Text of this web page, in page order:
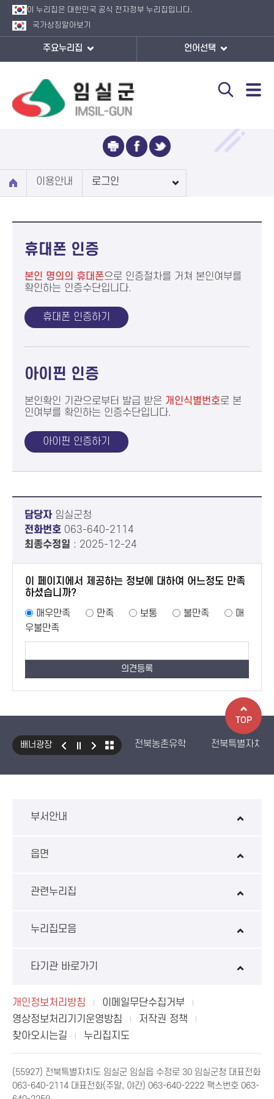
이 누리집은 대한민국 공식 전자정부 누리집입니다.
국가상징 알아보기
주요누리집 언어선택
로그인
이용안내 로그인
휴대폰 인증
본인 명의의 휴대폰으로 인증절차를 거쳐 본인여부를
확인하는 인증수단입니다.
휴대폰 인증하기
아이핀 인증
본인확인 기관으로부터 발급 받은 개인식별번호로 본
인여부를 확인하는 인증수단입니다.
아이핀 인증하기
담당자임실군청
전화번호 063-640-2114
최종수정일 : 2025-12-24
이 페이지에서 제공하는 정보에 대하여 어느정도 만족
하셨습니까?
매우만족
만족 보통 불만족
매
우불만족
배너광장 전북농촌유학
전북특별자치
부서안내
읍면
관련누리집
누리집모음
타기관 바로가기
개인정보처리방침
이메일무단수집거부
영상정보처리기기운영방침
저작권 정책
찾아오시는길
누리집지도
(55927) 전북특별자치도 임실군 임실읍 수정로 30 임실군청 대표전화
063-640-2114 대표전화(주말, 야간) 063-640-2222 팩스번호 063-
TOP